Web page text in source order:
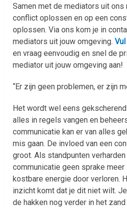
Samen met de mediators uit ons
conflict oplossen en op een
oplossen. Via ons kom je in
mediators uit jouw omgeving.
en vraag eenvoudig en snel de
mediator uit jouw omgeving aan!
“Er zijn geen problemen, er zijn
Het wordt wel eens
alles in regels vangen en
communicatie kan er van alles
mis gaan. De invloed van een
groot. Als standpunten
communicatie geen sprake meer
kostbare energie door verloren.
inzicht komt dat je dit niet wilt.
de hakken nog verder in het